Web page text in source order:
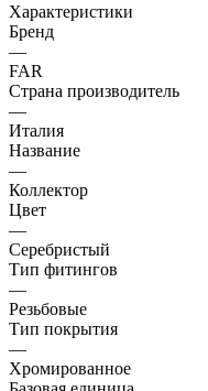
Характеристики
Бренд
—
FAR
Страна производитель
—
Италия
Название
—
Коллектор
Цвет
—
Серебристый
Тип фитингов
—
Резьбовые
Тип покрытия
—
Хромированное